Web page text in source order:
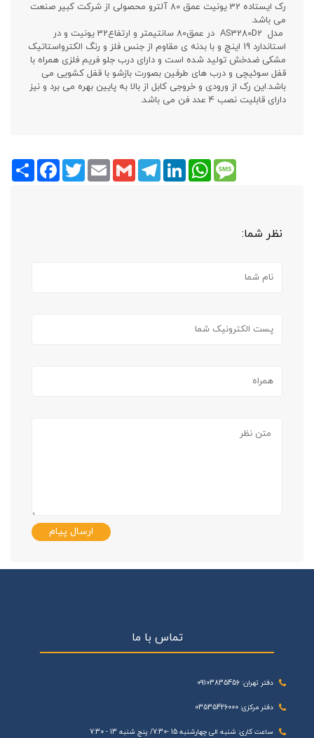
رک ایستاده 32 یونیت عمق 80 آلترو محصولی از شرکت کبیر صنعت
می باشد.
مدل AS3280D2 در عمق80 سانتیمتر و ارتفاع32 یونیت و در
استاندارد 19 اینچ و با بدنه ی مقاوم از جنس فلز و رنگ الکترواستاتیک
مشکی ضدخش تولید شده است و دارای درب جلو فریم فلزی همراه با
قفل سوئیچی و درب های طرفین بصورت بازشو با قفل کشویی می
باشد.این رک از ورودی و خروجی کابل از بالا به پایین بهره می برد و نیز
دارای قابلیت نصب 4 عدد فن می باشد.
Share
FacebookTwitter Email Gmail
TelegramLinkedInWhatsAppMessage
نظر شما:
ارسال پیام
تماس با ما
دفتر تهران: 09103835456
دفتر مرکزی: 03535426000
ساعت کاری: شنبه الی چهارشنبه 15 -7:30/ پنج شنبه 13 - 7:30